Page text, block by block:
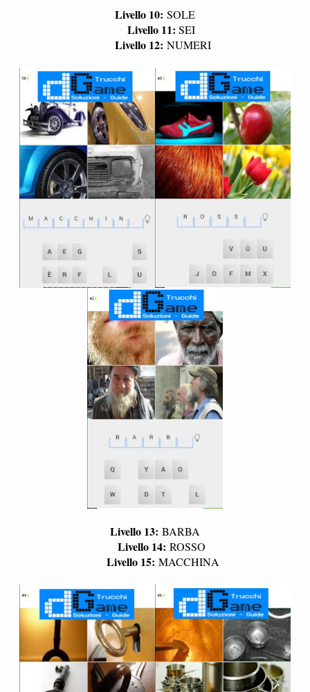
Livello 10: SOLE
Livello 11: SEI
Livello 12: NUMERI
Livello 13: BARBA
Livello 14: ROSSO
Livello 15: MACCHINA